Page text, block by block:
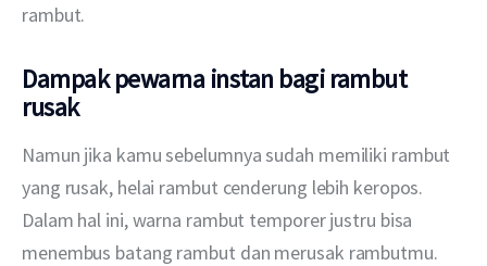
rambut.
Dampak pewarna instan bagi rambut
rusak
Namun jika kamu sebelumnya sudah memiliki rambut
yang rusak, helai rambut cenderung lebih keropos.
Dalam hal ini, warna rambut temporer justru bisa
menembus batang rambut dan merusak rambutmu.